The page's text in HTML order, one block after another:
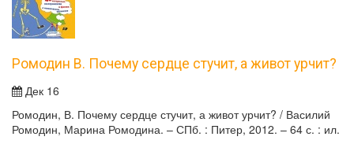
Ромодин В. Почему сердце стучит, а живот урчит?
Дек 16
Ромодин, В. Почему сердце стучит, а живот урчит? / Василий
Ромодин, Марина Ромодина. – СПб. : Питер, 2012. – 64 с. : ил.